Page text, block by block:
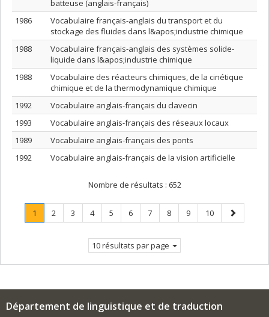
batteuse (anglais-français)
1986
Vocabulaire français-anglais du transport et du
stockage des fluides dans l&apos;industrie chimique
1988
Vocabulaire français-anglais des systèmes solide-
liquide dans l&apos;industrie chimique
1988
Vocabulaire des réacteurs chimiques, de la cinétique
chimique et de la thermodynamique chimique
1992
Vocabulaire anglais-français du clavecin
1993
Vocabulaire anglais-français des réseaux locaux
1989
Vocabulaire anglais-français des ponts
1992
Vocabulaire anglais-français de la vision artificielle
Nombre de résultats : 652
Page
1
Page
Page
2 Page
3 Page
4 Page
5 Page
6 Page
7 Page
8 Page
9 Page
10
Page
suivante
10 résultats par page
Département de linguistique et de traduction